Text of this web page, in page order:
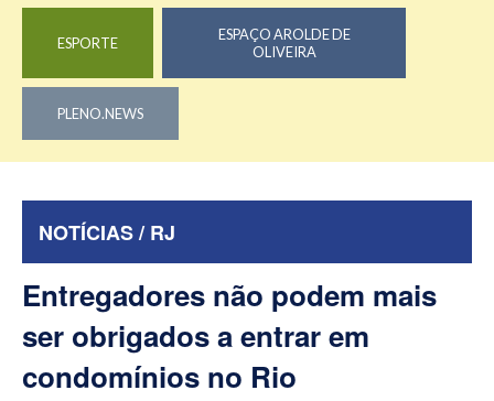
ESPORTE
ESPAÇO AROLDE DE
OLIVEIRA
PLENO.NEWS
NOTÍCIAS / RJ
Entregadores não podem mais
ser obrigados a entrar em
condomínios no Rio